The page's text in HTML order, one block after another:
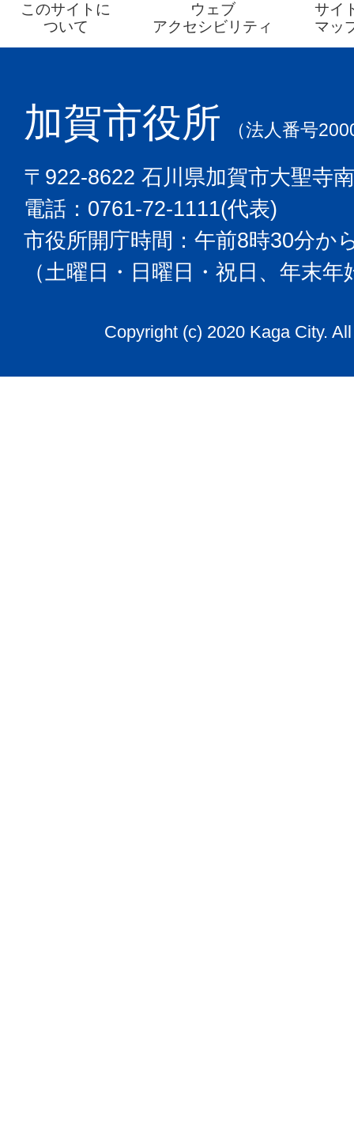
このサイトに
ついて
ウェブ
アクセシビリティ
サイ
マッ
加賀市役所 （法人番号
〒922-8622 石川県加賀市大聖寺
電話：0761-72-1111(代表)
市役所開庁時間：午前8時30分か
（土曜日・日曜日・祝日、年末
Copyright (c) 2020 Kaga City.